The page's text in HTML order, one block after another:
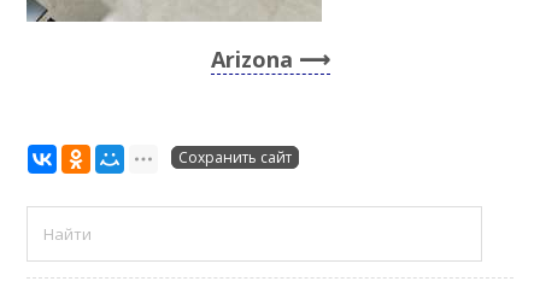
Arizona
Сохранить сайт